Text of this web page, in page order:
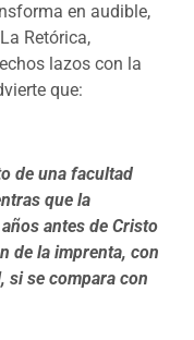
en audible,
Retórica,
lazos con la
que:
de una facultad
que la
antes de Cristo
de la imprenta, con
si se compara con